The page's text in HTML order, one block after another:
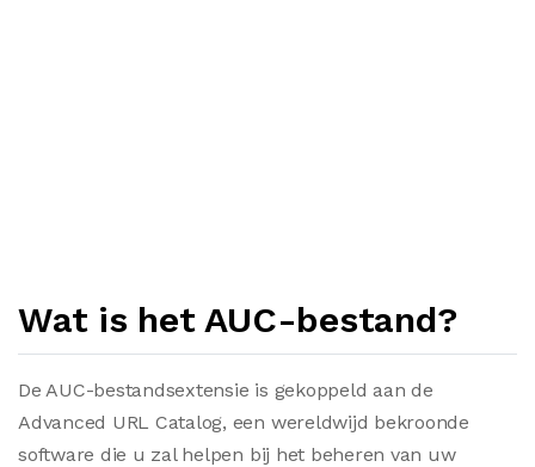
Wat is het AUC-bestand?
De AUC-bestandsextensie is gekoppeld aan de
Advanced URL Catalog, een wereldwijd bekroonde
software die u zal helpen bij het beheren van uw